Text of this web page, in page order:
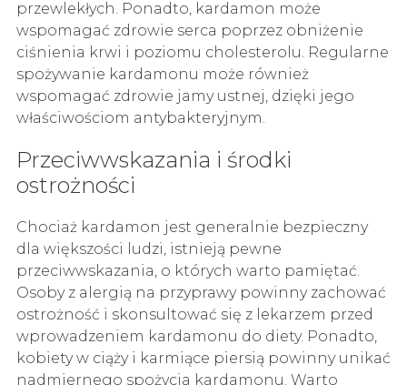
przewlekłych. Ponadto, kardamon może
wspomagać zdrowie serca poprzez obniżenie
ciśnienia krwi i poziomu cholesterolu. Regularne
spożywanie kardamonu może również
wspomagać zdrowie jamy ustnej, dzięki jego
właściwościom antybakteryjnym.
Przeciwwskazania i środki
ostrożności
Chociaż kardamon jest generalnie bezpieczny
dla większości ludzi, istnieją pewne
przeciwwskazania, o których warto pamiętać.
Osoby z alergią na przyprawy powinny zachować
ostrożność i skonsultować się z lekarzem przed
wprowadzeniem kardamonu do diety. Ponadto,
kobiety w ciąży i karmiące piersią powinny unikać
nadmiernego spożycia kardamonu. Warto